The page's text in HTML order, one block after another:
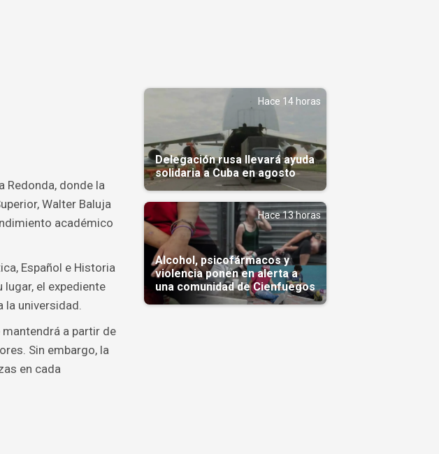
Redonda, donde la
Walter Baluja
académico
Español e Historia
el expediente
la universidad.
a partir de
Sin embargo, la
en cada
Hace 14 horas
Delegación rusa llevará ayuda
solidaria a Cuba en agosto
Hace 13 horas
Alcohol, psicofármacos y
violencia ponen en alerta a
una comunidad de Cienfuegos